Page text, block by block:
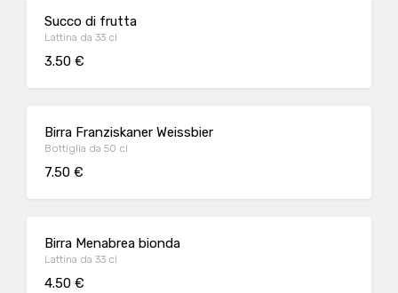
Succo di frutta
Lattina da 33 cl
3.50 €
Birra Franziskaner Weissbier
Bottiglia da 50 cl
7.50 €
Birra Menabrea bionda
Lattina da 33 cl
4.50 €